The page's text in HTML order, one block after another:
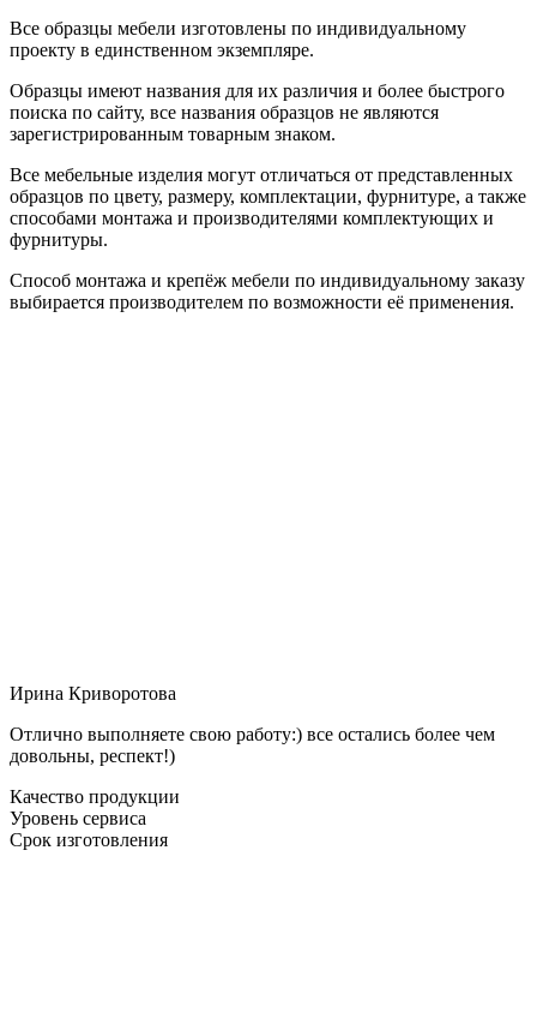
Все образцы мебели изготовлены по индивидуальному
проекту в единственном экземпляре.
Образцы имеют названия для их различия и более быстрого
поиска по сайту, все названия образцов не являются
зарегистрированным товарным знаком.
Все мебельные изделия могут отличаться от представленных
образцов по цвету, размеру, комплектации, фурнитуре, а также
способами монтажа и производителями комплектующих и
фурнитуры.
Способ монтажа и крепёж мебели по индивидуальному заказу
выбирается производителем по возможности её применения.
Ирина Криворотова
Отлично выполняете свою работу:) все остались более чем
довольны, респект!)
Качество продукции
Уровень сервиса
Срок изготовления